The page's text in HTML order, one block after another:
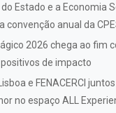
Estado e a Economia
convenção anual da
2026 chega ao fim
de impacto
e FENACERCI
no espaço ALL